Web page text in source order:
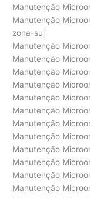
Manutenção
Manutenção
zona-sul
Manutenção
Manutenção
Manutenção
Manutenção
Manutenção
Manutenção
Manutenção
Manutenção
Manutenção
Manutenção
Manutenção
Manutenção